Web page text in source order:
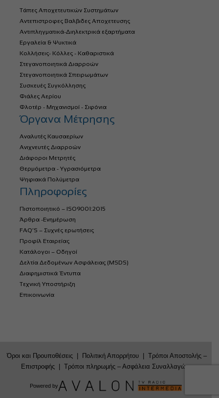
Τάπες Αποχετευτικών Συστημάτων
Αντεπιστροφες Βαλβιδες Αποχετευσης
Αντιπληγματικά-Διηλεκτρικά εξαρτήματα
Εργαλεία & Ψυκτικά
Κολλήσεις- Κόλλες - Καθαριστικά
Στεγανοποιητικά Διαρροών
Στεγανοποιητικά Σπειρωμάτων
Συσκευές Συγκόλλησης
Φιάλες Αερίου
Φλοτέρ - Μηχανισμοί - Σιφόνια
Όργανα Μέτρησης
Αναλυτές Καυσαερίων
Ανιχνευτές Διαρροών
Διάφοροι Μετρητές
Θερμόμετρα - Υγρασιόμετρα
Ψηφιακά Πολύμετρα
Πληροφορίες
Πιστοποιητικό – ISO9001:2015
Άρθρα -Ενημέρωση
FAQ’S – Συχνές ερωτήσεις
Προφίλ Εταιρείας
Κατάλογοι – Οδηγοί
Δελτία Δεδομένων Ασφάλειας (MSDS)
Διαφημιστικά Έντυπα
Τεχνική Υποστήριξη
Επικοινωνία
Όροι και Προυποθέσεις Πολιτική Απορρήτου
Τρόποι Αποστολής –
Επιστροφής
Τρόποι πληρωμής – Ασφάλεια Συναλλαγών
Powered by